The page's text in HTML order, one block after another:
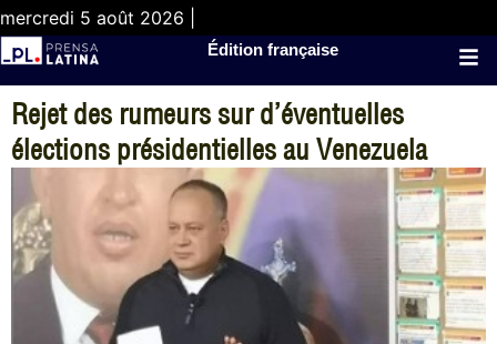
mercredi 5 août 2026 |
Édition française
Rejet des rumeurs sur d’éventuelles
élections présidentielles au Venezuela